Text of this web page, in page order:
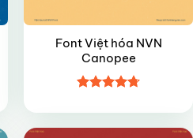
Font Việt hóa NVN
Canopee
hạng4.75
sao